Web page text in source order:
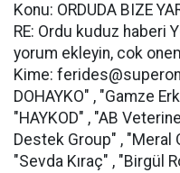
Konu: ORDUDA BIZE
RE: Ordu kuduz haberi
yorum ekleyin, cok
Kime:
DOHAYKO" , "Gamze
"HAYKOD" , "AB
Destek Group" , "Meral
"Sevda Kıraç" , "Birgül